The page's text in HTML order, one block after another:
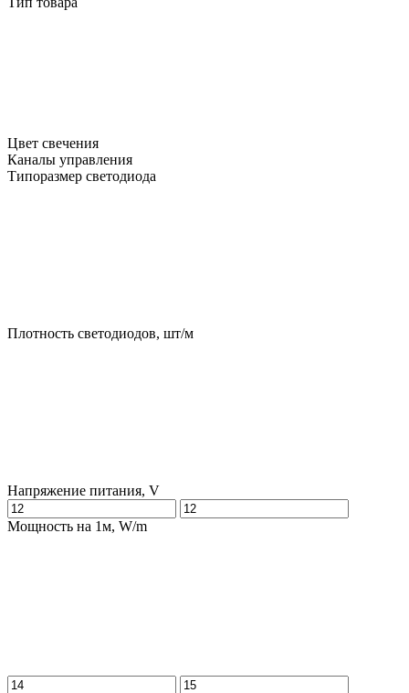
Цвет свечения
Каналы управления
Типоразмер светодиода
Плотность светодиодов, шт/м
Напряжение питания, V
Мощность на 1м, W/m